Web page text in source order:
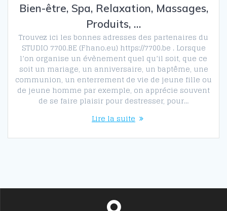
Bien-être, Spa, Relaxation, Massages,
Produits, …
Trouvez ici les bonnes adresses des partenaires du
STUDIO 7700.BE (Fhano.eu) https://7700.be . Lorsque
l’on organise un évènement quel qu’il soit, que ce
soit un mariage, un anniversaire, un baptême, une
communion, un enterrement de vie de jeune fille ou
de jeune homme par exemple, on apprécie souvent
de se faire plaisir pour destresser, pour…
Lire la suite